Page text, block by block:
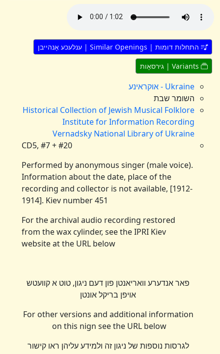
התחלות דומות | Similar Openings | ענלעכע אָנהייבן
Ukraine - אוקראינע
השומר שבת
Historical Collection of Jewish Musical Folklore
Institute for Information Recording
Vernadsky National Library of Ukraine
CD5, #7 + #20
Performed by anonymous singer (male voice).
Information about the date, place of the
recording and collector is not available, [1912-
1914]. Kiev number 451
For the archival audio recording restored
from the wax cylinder, see the IPRI Kiev
website at the URL below
פאר אנדערע וואריאנטן פון דעם ניגון, טוט א קוועטש
אויפן בריקל אונטן
For other versions and additional information
on this nign see the URL below
לגרסות נוספות של ניגון זה ולמידע עליהן ראו קישור